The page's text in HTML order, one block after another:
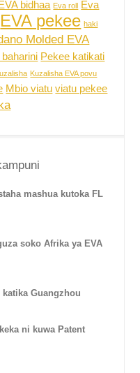
EVA bidhaa Eva roll
Eva
EVA pekee haki
Molded EVA
baharini Pekee katikati
Kuzalisha EVA povu
Mbio viatu viatu pekee
mashua kutoka FL
soko Afrika ya EVA
katika Guangzhou
ni kuwa Patent